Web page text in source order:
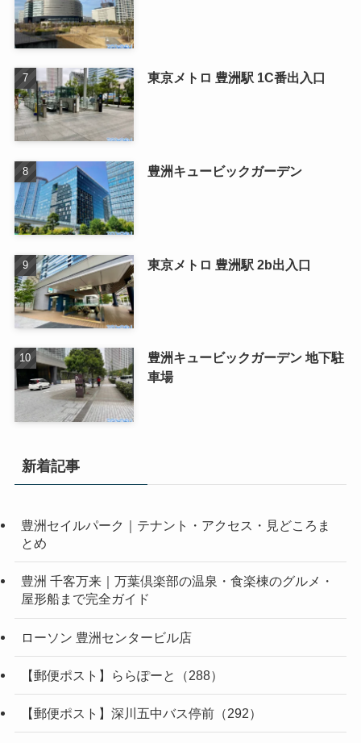
東京メトロ 豊洲駅 1C番出入口
豊洲キュービックガーデン
東京メトロ 豊洲駅 2b出入口
豊洲キュービックガーデン 地下駐
車場
新着記事
豊洲セイルパーク｜テナント・アクセス・見どころま
とめ
豊洲 千客万来｜万葉倶楽部の温泉・食楽棟のグルメ・
屋形船まで完全ガイド
ローソン 豊洲センタービル店
【郵便ポスト】ららぽーと（288）
【郵便ポスト】深川五中バス停前（292）